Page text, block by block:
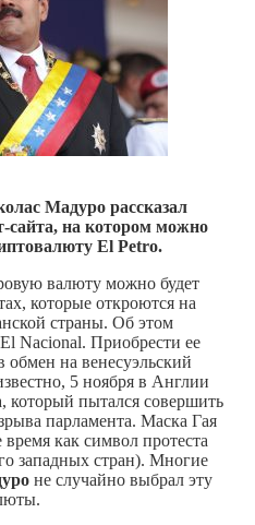
Мадуро рассказал
сайта, на котором можно
El Petro.
валюту можно будет
которые откроются на
страны. Об этом
Nacional. Приобрести ее
на венесуэльский
5 ноября в Англии
который пытался совершить
парламента. Маска Гая
как символ протеста
западных стран). Многие
не случайно выбрал эту